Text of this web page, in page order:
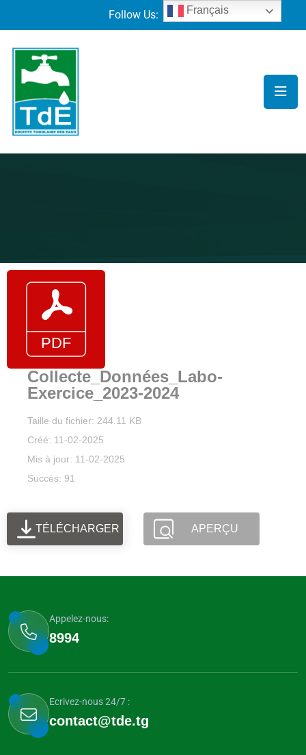
Follow Us:
Collecte_Données_Labo-
Exercice_2023-2024
Taille du fichier: 244.11 KB
Créé: 11-02-2025
Mis à jour: 11-02-2025
Succès: 91
TÉLÉCHARGER APERÇU
Appelez-nous:
8994
Ecrivez-nous 24/7 :
contact@tde.tg
Français